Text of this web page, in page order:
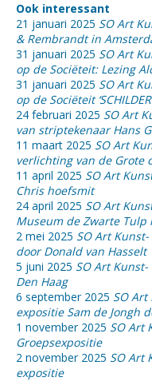
Ook interessant
21 januari 2025 SO Art
& Rembrandt in
31 januari 2025 SO Art
op de Sociëteit: Lezing
31 januari 2025 SO Art
op de Sociëteit
24 februari 2025 SO Art
van striptekenaar Hans
11 maart 2025 SO Art
verlichting van de Grote
11 april 2025 SO Art
Chris hoefsmit
24 april 2025 SO Art
Museum de Zwarte Tulp
2 mei 2025 SO Art
door Donald van Hasselt
5 juni 2025 SO Art
Den Haag
6 september 2025 SO
expositie Sam de Jongh
1 november 2025 SO Art
Groepsexpositie
2 november 2025 SO Art
expositie